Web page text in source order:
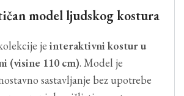
model ljudskog kostura
je interaktivni kostur u
(visine 110 cm). Model je
sastavljanje bez upotrebe